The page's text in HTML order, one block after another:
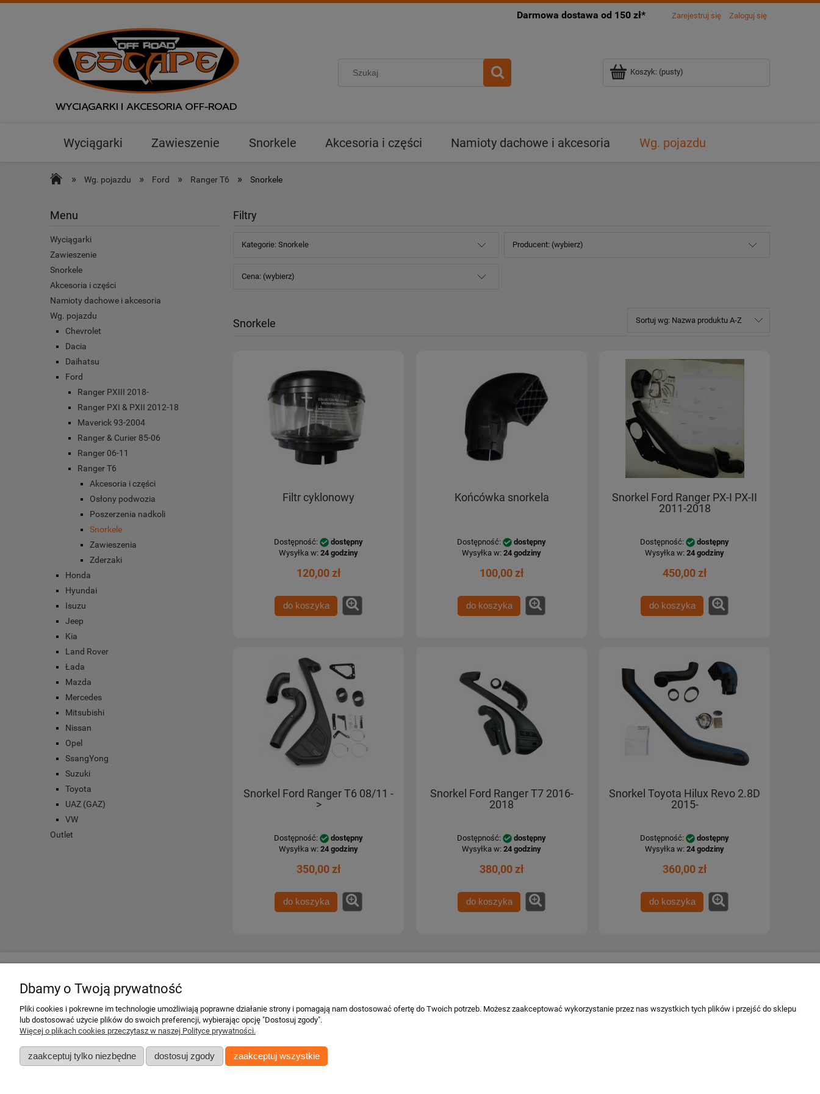
Darmowa dostawa od 150 zł* Zarejestruj się Zaloguj się
Koszyk: (pusty)
Wyciągarki Zawieszenie Snorkele Akcesoria i części Namioty dachowe i akcesoria
Wg. pojazdu
» Wg. pojazdu » Ford » Ranger T6 » Snorkele
Menu
Wyciągarki
Zawieszenie
Snorkele
Akcesoria i części
Namioty dachowe i akcesoria
Wg. pojazdu
Chevrolet
Dacia
Daihatsu
Ford
Ranger PXIII 2018-
Ranger PXI & PXII 2012-18
Maverick 93-2004
Ranger & Curier 85-06
Ranger 06-11
Ranger T6
Akcesoria i części
Osłony podwozia
Poszerzenia nadkoli
Snorkele
Zawieszenia
Zderzaki
Honda
Hyundai
Isuzu
Jeep
Kia
Land Rover
Łada
Mazda
Mercedes
Mitsubishi
Nissan
Opel
SsangYong
Suzuki
Toyota
UAZ (GAZ)
VW
Outlet
Filtry
Kategorie: Snorkele Producent: (wybierz)
Cena: (wybierz)
Snorkele Sortuj wg: Nazwa produktu A-Z
Filtr cyklonowy
Dostępność:
dostępny
Wysyłka w: 24 godziny
120,00 zł
do koszyka
Końcówka snorkela
Dostępność:
dostępny
Wysyłka w: 24 godziny
100,00 zł
do koszyka
Snorkel Ford Ranger PX-I PX-II
2011-2018
Dostępność:
dostępny
Wysyłka w: 24 godziny
450,00 zł
do koszyka
Snorkel Ford Ranger T6 08/11 -
>
Dostępność:
dostępny
Wysyłka w: 24 godziny
350,00 zł
do koszyka
Snorkel Ford Ranger T7 2016-
2018
Dostępność:
dostępny
Wysyłka w: 24 godziny
380,00 zł
do koszyka
Snorkel Toyota Hilux Revo 2.8D
2015-
Dostępność:
dostępny
Wysyłka w: 24 godziny
360,00 zł
do koszyka
Twoje zamówienia
Ustawienia konta
Przechowalnia
Darmowa dostawa
Gwarancje
Zwroty i reklamacje
Zgłoś zwrot
Czas i koszty dostawy
Facebook
tel. 509 700 949
Dbamy o Twoją prywatność
Pliki cookies i pokrewne im technologie umożliwiają poprawne działanie strony i pomagają nam dostosować ofertę do Twoich potrzeb. Możesz zaakceptować wykorzystanie przez nas wszystkich tych plików i przejść do sklepu
lub dostosować użycie plików do swoich preferencji, wybierając opcję "Dostosuj zgody".
Więcej o plikach cookies przeczytasz w naszej Polityce prywatności.
zaakceptuj tylko niezbędne dostosuj zgody zaakceptuj wszystkie